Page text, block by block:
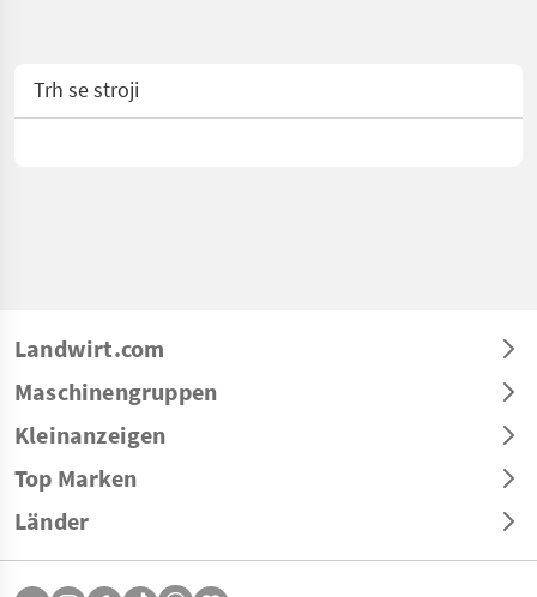
Trh se stroji
Landwirt.com
Maschinengruppen
Kleinanzeigen
Top Marken
Länder